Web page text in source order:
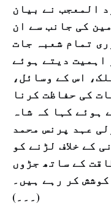
المعجب نے بیان
کی جانب سے ان
تمام شعبہ جات
اہمیت دیتے ہوئے
اس کے وسائل،
کی حفاظت کرنا
ہوئے کہا کہ شاہ
عہد پرنس محمد
کے خلاف لڑنے کو
کے ساتھ جڑوں
کر رہے ہیں۔
(۔۔۔)